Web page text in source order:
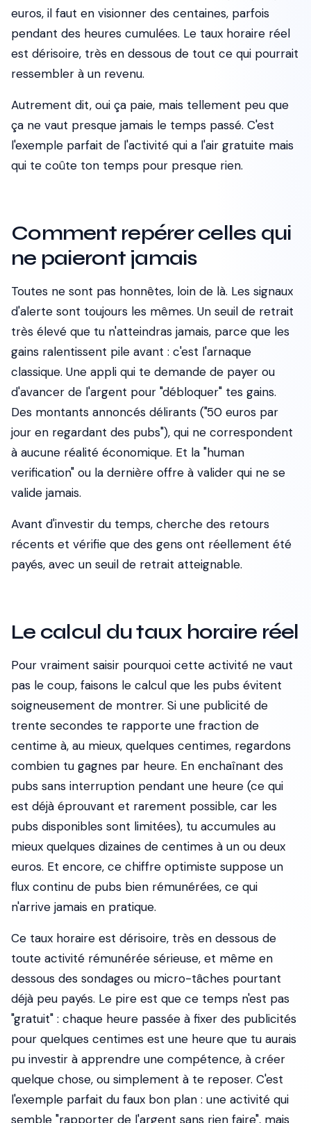
euros, il faut en visionner des centaines, parfois
pendant des heures cumulées. Le taux horaire réel
est dérisoire, très en dessous de tout ce qui pourrait
ressembler à un revenu.
Autrement dit, oui ça paie, mais tellement peu que
ça ne vaut presque jamais le temps passé. C'est
l'exemple parfait de l'activité qui a l'air gratuite mais
qui te coûte ton temps pour presque rien.
Comment repérer celles qui
ne paieront jamais
Toutes ne sont pas honnêtes, loin de là. Les signaux
d'alerte sont toujours les mêmes. Un seuil de retrait
très élevé que tu n'atteindras jamais, parce que les
gains ralentissent pile avant : c'est l'arnaque
classique. Une appli qui te demande de payer ou
d'avancer de l'argent pour "débloquer" tes gains.
Des montants annoncés délirants ("50 euros par
jour en regardant des pubs"), qui ne correspondent
à aucune réalité économique. Et la "human
verification" ou la dernière offre à valider qui ne se
valide jamais.
Avant d'investir du temps, cherche des retours
récents et vérifie que des gens ont réellement été
payés, avec un seuil de retrait atteignable.
Le calcul du taux horaire réel
Pour vraiment saisir pourquoi cette activité ne vaut
pas le coup, faisons le calcul que les pubs évitent
soigneusement de montrer. Si une publicité de
trente secondes te rapporte une fraction de
centime à, au mieux, quelques centimes, regardons
combien tu gagnes par heure. En enchaînant des
pubs sans interruption pendant une heure (ce qui
est déjà éprouvant et rarement possible, car les
pubs disponibles sont limitées), tu accumules au
mieux quelques dizaines de centimes à un ou deux
euros. Et encore, ce chiffre optimiste suppose un
flux continu de pubs bien rémunérées, ce qui
n'arrive jamais en pratique.
Ce taux horaire est dérisoire, très en dessous de
toute activité rémunérée sérieuse, et même en
dessous des sondages ou micro-tâches pourtant
déjà peu payés. Le pire est que ce temps n'est pas
"gratuit" : chaque heure passée à fixer des publicités
pour quelques centimes est une heure que tu aurais
pu investir à apprendre une compétence, à créer
quelque chose, ou simplement à te reposer. C'est
l'exemple parfait du faux bon plan : une activité qui
semble "rapporter de l'argent sans rien faire", mais